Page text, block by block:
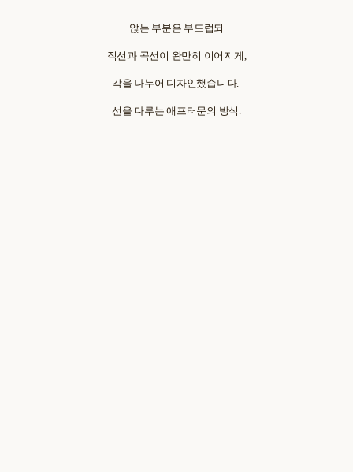
앉는 부분은 부드럽되
직선과 곡선이 완만히 이어지게,
각을 나누어 디자인했습니다.
선을 다루는 애프터문의 방식.